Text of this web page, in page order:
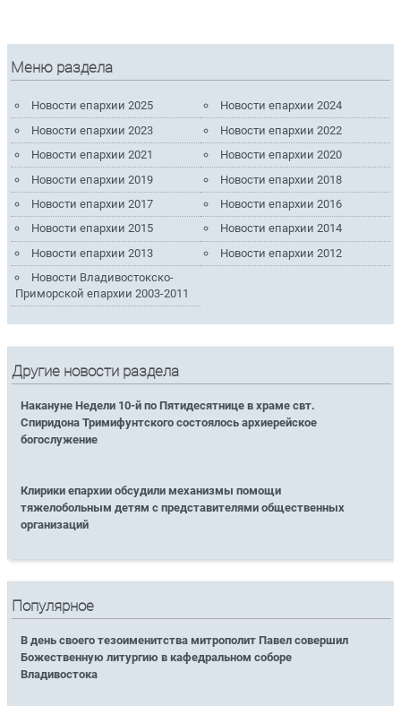
Меню раздела
Новости епархии 2025
Новости епархии 2024
Новости епархии 2023
Новости епархии 2022
Новости епархии 2021
Новости епархии 2020
Новости епархии 2019
Новости епархии 2018
Новости епархии 2017
Новости епархии 2016
Новости епархии 2015
Новости епархии 2014
Новости епархии 2013
Новости епархии 2012
Новости Владивостокско-
Приморской епархии 2003-2011
Другие новости раздела
Накануне Недели 10-й по Пятидесятнице в храме свт.
Спиридона Тримифунтского состоялось архиерейское
богослужение
Клирики епархии обсудили механизмы помощи
тяжелобольным детям с представителями общественных
организаций
Популярное
В день своего тезоименитства митрополит Павел совершил
Божественную литургию в кафедральном соборе
Владивостока